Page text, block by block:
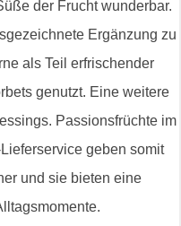
der Frucht wunderbar.
Ergänzung zu
als Teil erfrischender
genutzt. Eine weitere
Passionsfrüchte im
geben somit
und sie bieten eine